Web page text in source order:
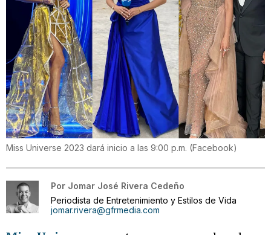
Miss Universe 2023 dará inicio a las 9:00 p.m. (Facebook)
Por Jomar José Rivera Cedeño
Periodista de Entretenimiento y Estilos de Vida
jomar.rivera@gfrmedia.com